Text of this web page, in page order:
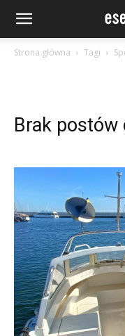
Strona główna Tagi
Brak postów